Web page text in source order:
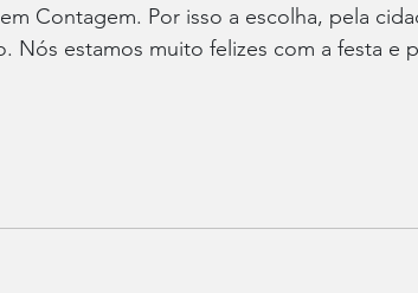
Contagem. Por isso a escolha, pela
Nós estamos muito felizes com a festa e